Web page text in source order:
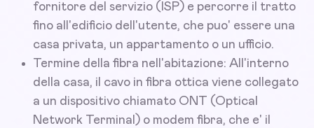
fornitore del servizio (ISP) e percorre il tratto
fino all'edificio dell'utente, che puo' essere una
casa privata, un appartamento o un ufficio.
Termine della fibra nell'abitazione: All'interno
della casa, il cavo in fibra ottica viene collegato
a un dispositivo chiamato ONT (Optical
Network Terminal) o modem fibra, che e' il